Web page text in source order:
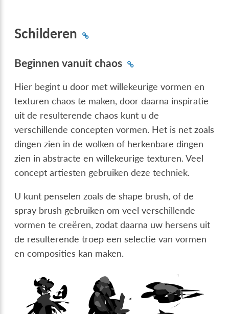
Schilderen
Beginnen vanuit chaos
Hier begint u door met willekeurige vormen en
texturen chaos te maken, door daarna inspiratie
uit de resulterende chaos kunt u de
verschillende concepten vormen. Het is net zoals
dingen zien in de wolken of herkenbare dingen
zien in abstracte en willekeurige texturen. Veel
concept artiesten gebruiken deze techniek.
U kunt penselen zoals de shape brush, of de
spray brush gebruiken om veel verschillende
vormen te creëren, zodat daarna uw hersens uit
de resulterende troep een selectie van vormen
en composities kan maken.